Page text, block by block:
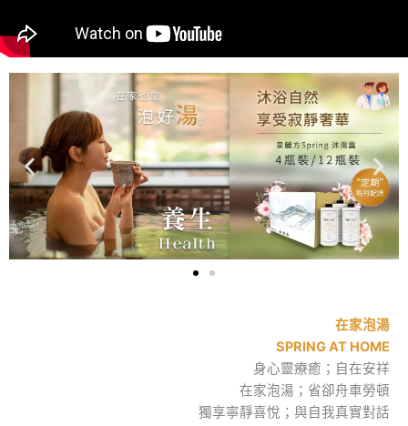
在家泡湯
SPRING AT HOME
身心靈療癒；自在安祥
在家泡湯；省卻舟車勞頓
獨享寧靜喜悅；與自我真實對話